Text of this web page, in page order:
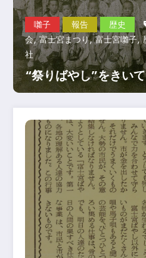
囃子 報告 歴史
会,富士宮まつり,富士宮囃子,
社
“祭りばやし”をきいて
噺
ギャラリー
AIによ
もっと見る